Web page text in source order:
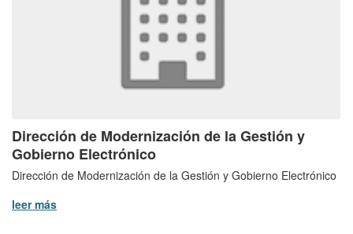
Dirección de Modernización de la Gestión y
Gobierno Electrónico
Dirección de Modernización de la Gestión y Gobierno Electrónico
leer más